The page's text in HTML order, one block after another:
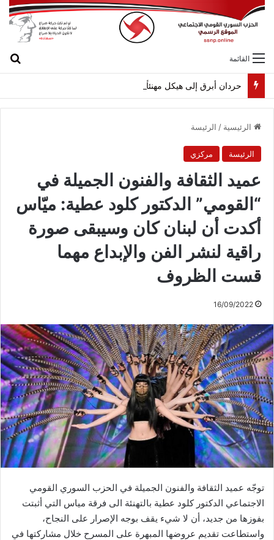
القائمة
حردان أبرق إلى هيكل مهنئاً بمناسبة عيد الجيش
الرئيسية / الرئيسة
الرئيسة مركزي
عميد الثقافة والفنون الجميلة في
“القومي” الدكتور كلود عطية: ميّاس
أكدت أن لبنان كان وسيبقى صورة
راقية لنشر الفن والإبداع مهما
قست الظروف
16/09/2022
توجّه عميد الثقافة والفنون الجميلة في الحزب السوري القومي
الاجتماعي الدكتور كلود عطية بالتهنئة الى فرقة مياس التي أثبتت
بفوزها من جديد، أن لا شيء يقف بوجه الإصرار على النجاح،
واستطاعت تقديم عروضها المبهرة على المسرح خلال مشاركتها في